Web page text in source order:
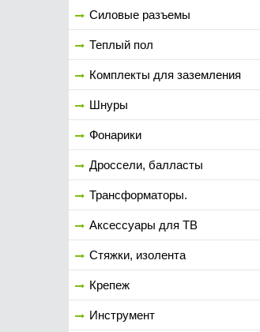
Силовые разъемы
Теплый пол
Комплекты для заземления
Шнуры
Фонарики
Дроссели, балласты
Трансформаторы.
Аксессуары для ТВ
Стяжки, изолента
Крепеж
Инструмент